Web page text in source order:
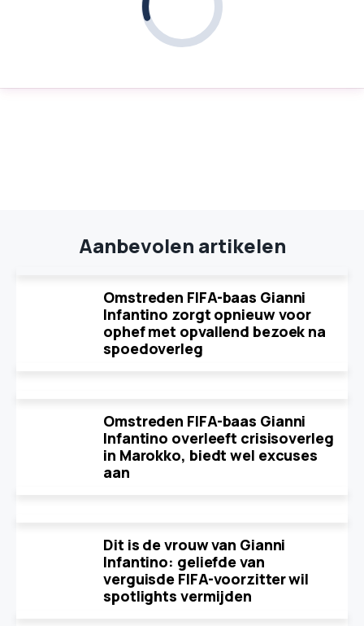
Aanbevolen artikelen
Omstreden FIFA-baas Gianni
Infantino zorgt opnieuw voor
ophef met opvallend bezoek na
spoedoverleg
Omstreden FIFA-baas Gianni
Infantino overleeft crisisoverleg
in Marokko, biedt wel excuses
aan
Dit is de vrouw van Gianni
Infantino: geliefde van
verguisde FIFA-voorzitter wil
spotlights vermijden